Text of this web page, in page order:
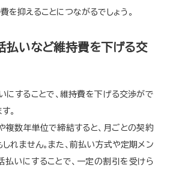
を抑えることにつながるでしょう。
払いなど維持費を下げる交
にすることで、維持費を下げる交渉がで
。
複数年単位で締結すると、月ごとの契約
れません。また、前払い方式や定期メン
払いにすることで、一定の割引を受けら